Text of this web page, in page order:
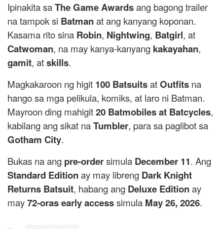
Ipinakita saThe Game Awardsang bagong trailer
na tampok si Batmanat ang kanyang koponan.
Kasama rito sina Robin, Nightwing, Batgirl, at
Catwoman, na may kanya-kanyang kakayahan,
gamit, atskills.
Magkakaroon ng higit 100 BatsuitsatOutfits na
hango sa mga pelikula, komiks, at laro ni Batman.
Mayroon ding mahigit20 Batmobiles at Batcycles,
kabilang ang sikat naTumbler, para sa paglibot sa
Gotham City.
Bukas na ang pre-ordersimula December 11. Ang
Standard Editionay may libreng Dark Knight
Returns Batsuit, habang ang Deluxe Editionay
may72-oras early accesssimula May 26, 2026.